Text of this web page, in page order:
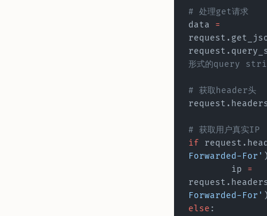
# 处理get请求
data =
形式的query
# 获取header头
# 获取用户真实IP
if
Forwarded-For'
	ip
=
Forwarded-For'
else :